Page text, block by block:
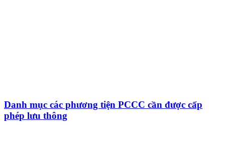
Danh mục các phương tiện PCCC cần được cấp
phép lưu thông